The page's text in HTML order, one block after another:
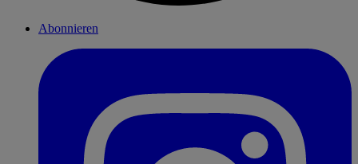
Abonnieren